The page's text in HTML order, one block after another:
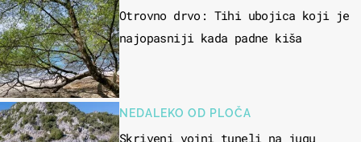
Otrovno drvo: Tihi ubojica koji je
najopasniji kada padne kiša
NEDALEKO OD PLOČA
Skriveni vojni tuneli na jugu